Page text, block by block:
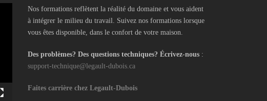
Nos formations reflètent la réalité du domaine et vous aident
à intégrer le milieu du travail. Suivez nos formations lorsque
vous êtes disponible, dans le confort de votre maison.
Des problèmes? Des questions techniques? Écrivez-nous:
support-technique@legault-dubois.ca
Faites carrière chez Legault-Dubois